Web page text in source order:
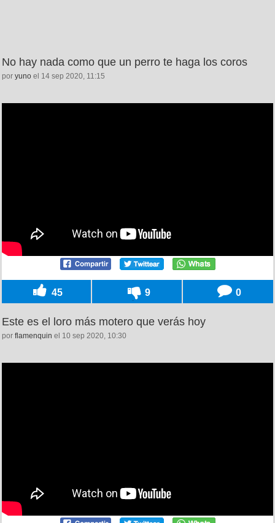
No hay nada como que un perro te haga los coros
por yuno el 14 sep 2020, 11:15
45 9 0
Este es el loro más motero que verás hoy
por flamenquin el 10 sep 2020, 10:30